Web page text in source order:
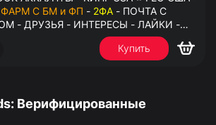
С БМ и ФП - 2ФА - ПОЧТА С
- ДРУЗЬЯ - ИНТЕРЕСЫ - ЛАЙКИ -
- ПЕРЕДАЧА В АНТИДЕТЕКТ
Купить
Верифицированные